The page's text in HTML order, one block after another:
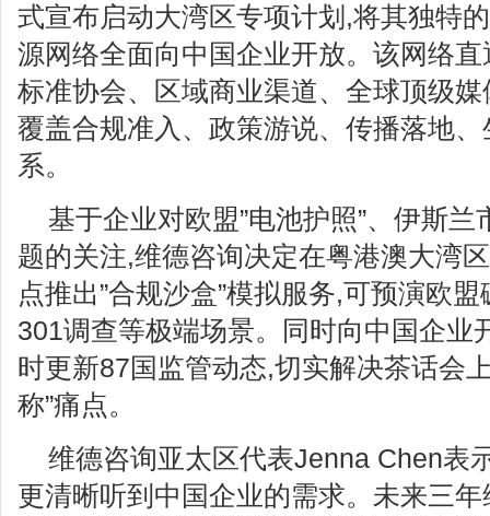
式宣布启动大湾区专项计划,将其独特
源网络全面向中国企业开放。该网络
标准协会、区域商业渠道、全球顶级
覆盖合规准入、政策游说、传播落地
系。
基于企业对欧盟”电池护照”、伊斯
题的关注,维德咨询决定在粤港澳大湾
点推出”合规沙盒”模拟服务,可预演欧
301调查等极端场景。同时向中国企业
时更新87国监管动态,切实解决茶话会
称”痛点。
维德咨询亚太区代表Jenna Chen表
更清晰听到中国企业的需求。未来三